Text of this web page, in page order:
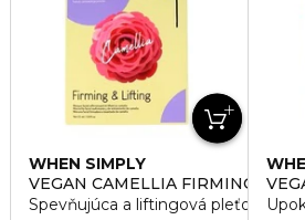
WHEN SIMPLY
VEGAN CAMELLIA FIRMING &
Spevňujúca a liftingová pleťová